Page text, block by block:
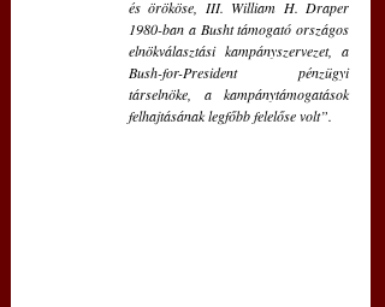
és örököse, III. William H. Draper
1980-ban a Busht támogató országos
elnökválasztási kampányszervezet, a
Bush-for-President pénzügyi
társelnöke, a kampánytámogatások
felhajtásának legfőbb felelőse volt”.